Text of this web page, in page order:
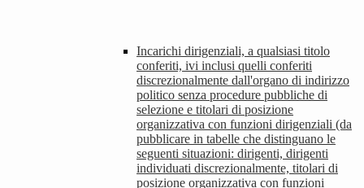
Incarichi dirigenziali, a qualsiasi titolo
conferiti, ivi inclusi quelli conferiti
discrezionalmente dall'organo di indirizzo
politico senza procedure pubbliche di
selezione e titolari di posizione
organizzativa con funzioni dirigenziali (da
pubblicare in tabelle che distinguano le
seguenti situazioni: dirigenti, dirigenti
individuati discrezionalmente, titolari di
posizione organizzativa con funzioni